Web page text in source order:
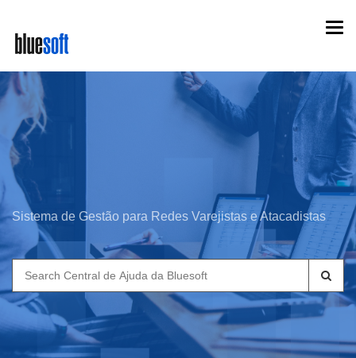
main
content
Sistema de Gestão para Redes Varejistas e Atacadistas
Search
for: